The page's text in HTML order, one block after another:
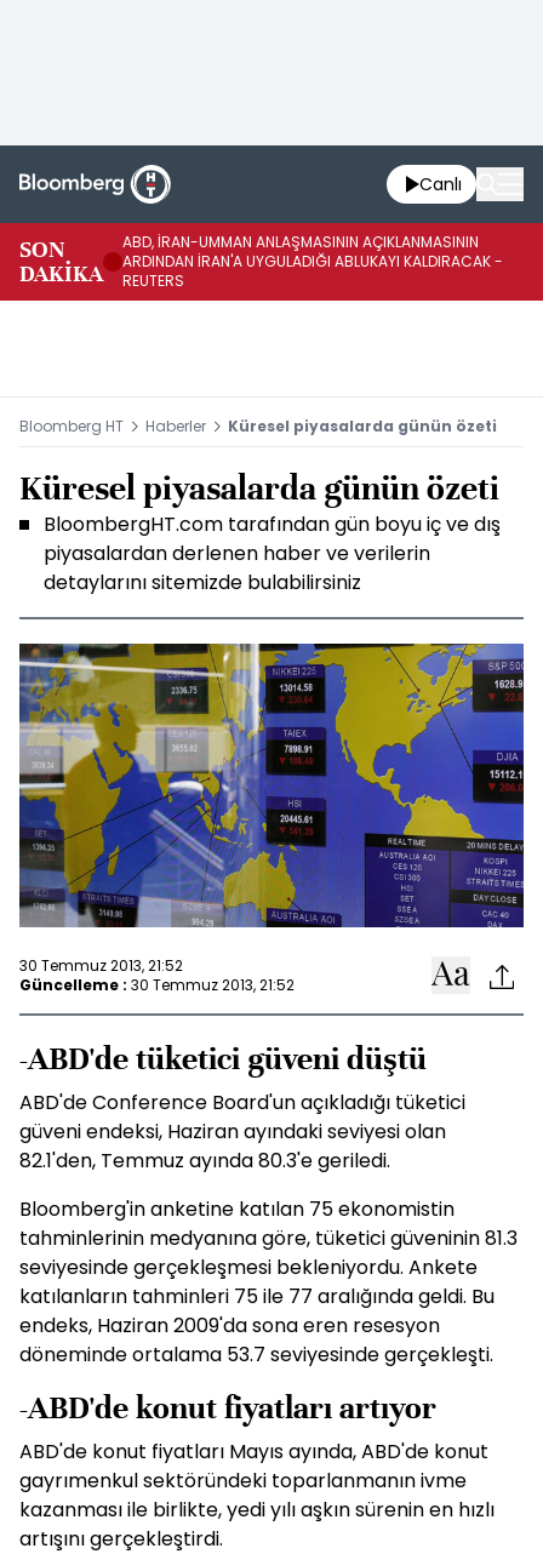
Canlı
SON
DAKİKA
ABD, İRAN-UMMAN ANLAŞMASININ AÇIKLANMASININ
ARDINDAN İRAN'A UYGULADIĞI ABLUKAYI KALDIRACAK -
REUTERS
Bloomberg HT Haberler Küresel piyasalarda günün özeti
Küresel piyasalarda günün özeti
BloombergHT.com tarafından gün boyu iç ve dış
piyasalardan derlenen haber ve verilerin
detaylarını sitemizde bulabilirsiniz
30 Temmuz 2013, 21:52
Güncelleme : 30 Temmuz 2013, 21:52
-ABD'de tüketici güveni düştü
ABD'de Conference Board'un açıkladığı tüketici
güveni endeksi, Haziran ayındaki seviyesi olan
82.1'den, Temmuz ayında 80.3'e geriledi.
Bloomberg'in anketine katılan 75 ekonomistin
tahminlerinin medyanına göre, tüketici güveninin 81.3
seviyesinde gerçekleşmesi bekleniyordu. Ankete
katılanların tahminleri 75 ile 77 aralığında geldi. Bu
endeks, Haziran 2009'da sona eren resesyon
döneminde ortalama 53.7 seviyesinde gerçekleşti.
-ABD'de konut fiyatları artıyor
ABD'de konut fiyatları Mayıs ayında, ABD'de konut
gayrımenkul sektöründeki toparlanmanın ivme
kazanması ile birlikte, yedi yılı aşkın sürenin en hızlı
artışını gerçekleştirdi.